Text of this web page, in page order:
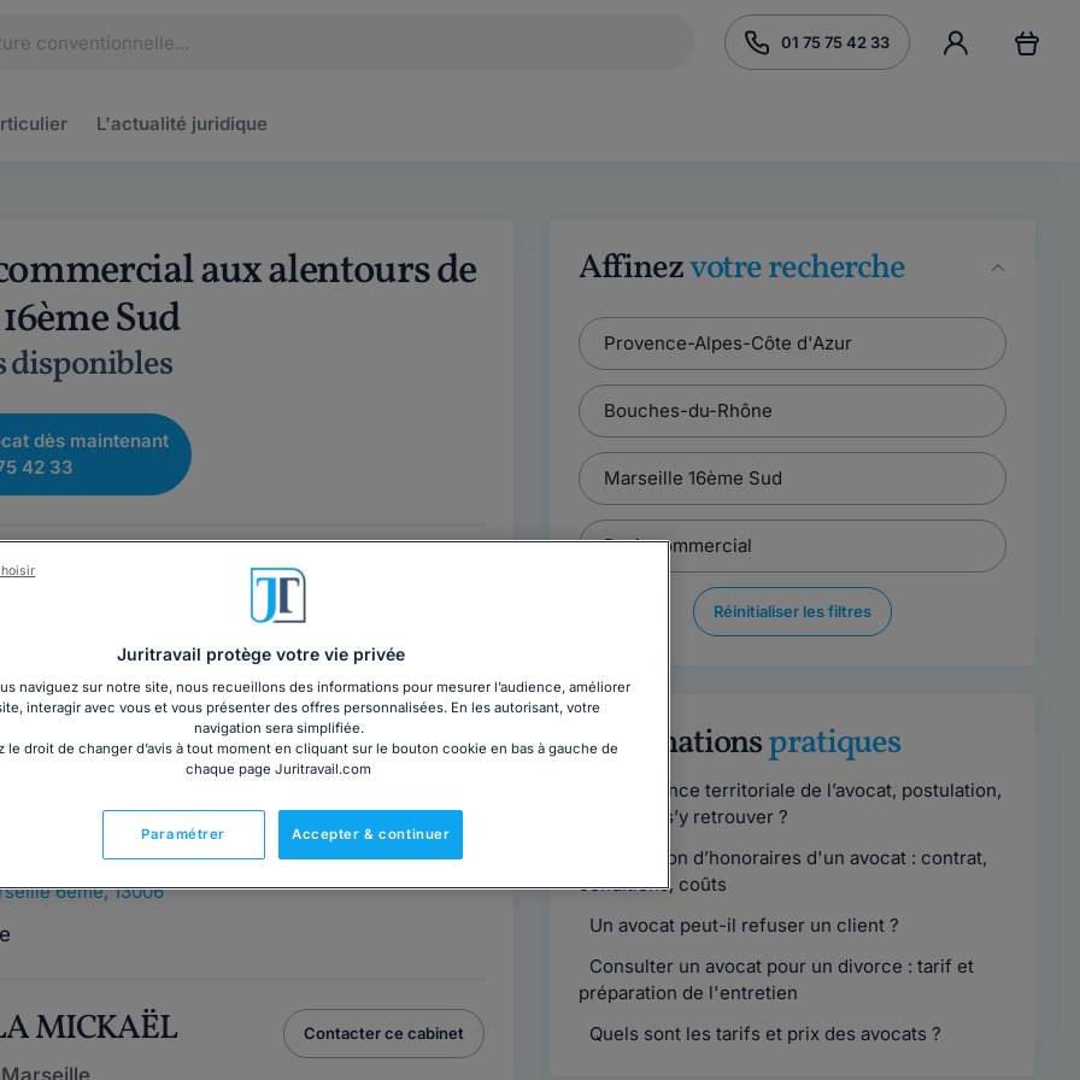
01 75 75 42 33
L'actualité juridique
aux alentours de
Sud
disponibles
dès maintenant
42 33
6ème, 13006
AMSALLEM
6ème, 13006
Contacter cet avocat
MICKAËL Contacter ce cabinet
Affinezvotre recherche
Réinitialiser les filtres
Informationspratiques
Compétence territoriale de l’avocat, postulation,
comment s’y retrouver ?
Convention d’honoraires d'un avocat : contrat,
conditions, coûts
Un avocat peut-il refuser un client ?
Consulter un avocat pour un divorce : tarif et
préparation de l'entretien
Quels sont les tarifs et prix des avocats ?
Juritravail protège votre vie privée
naviguez sur notre site, nous recueillons des informations pour mesurer l’audience, améliorer
interagir avec vous et vous présenter des offres personnalisées. En les autorisant, votre
navigation sera simplifiée.
le droit de changer d’avis à tout moment en cliquant sur le bouton cookie en bas à gauche de
chaque page Juritravail.com
Accepter & continuer
Paramétrer